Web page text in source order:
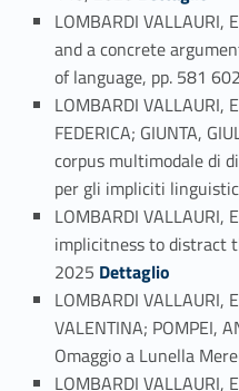
LOMBARDI VALLAURI,
and a concrete
of language, pp. 581
LOMBARDI VALLAURI,
FEDERICA; GIUNTA,
corpus multimodale di
per gli impliciti
LOMBARDI VALLAURI,
implicitness to distract
2025 Link identifier #identifier_person_7246-177
Dettaglio
LOMBARDI VALLAURI,
VALENTINA; POMPEI,
Omaggio a Lunella
LOMBARDI VALLAURI,